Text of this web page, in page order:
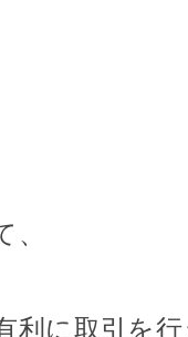
利に取引を行